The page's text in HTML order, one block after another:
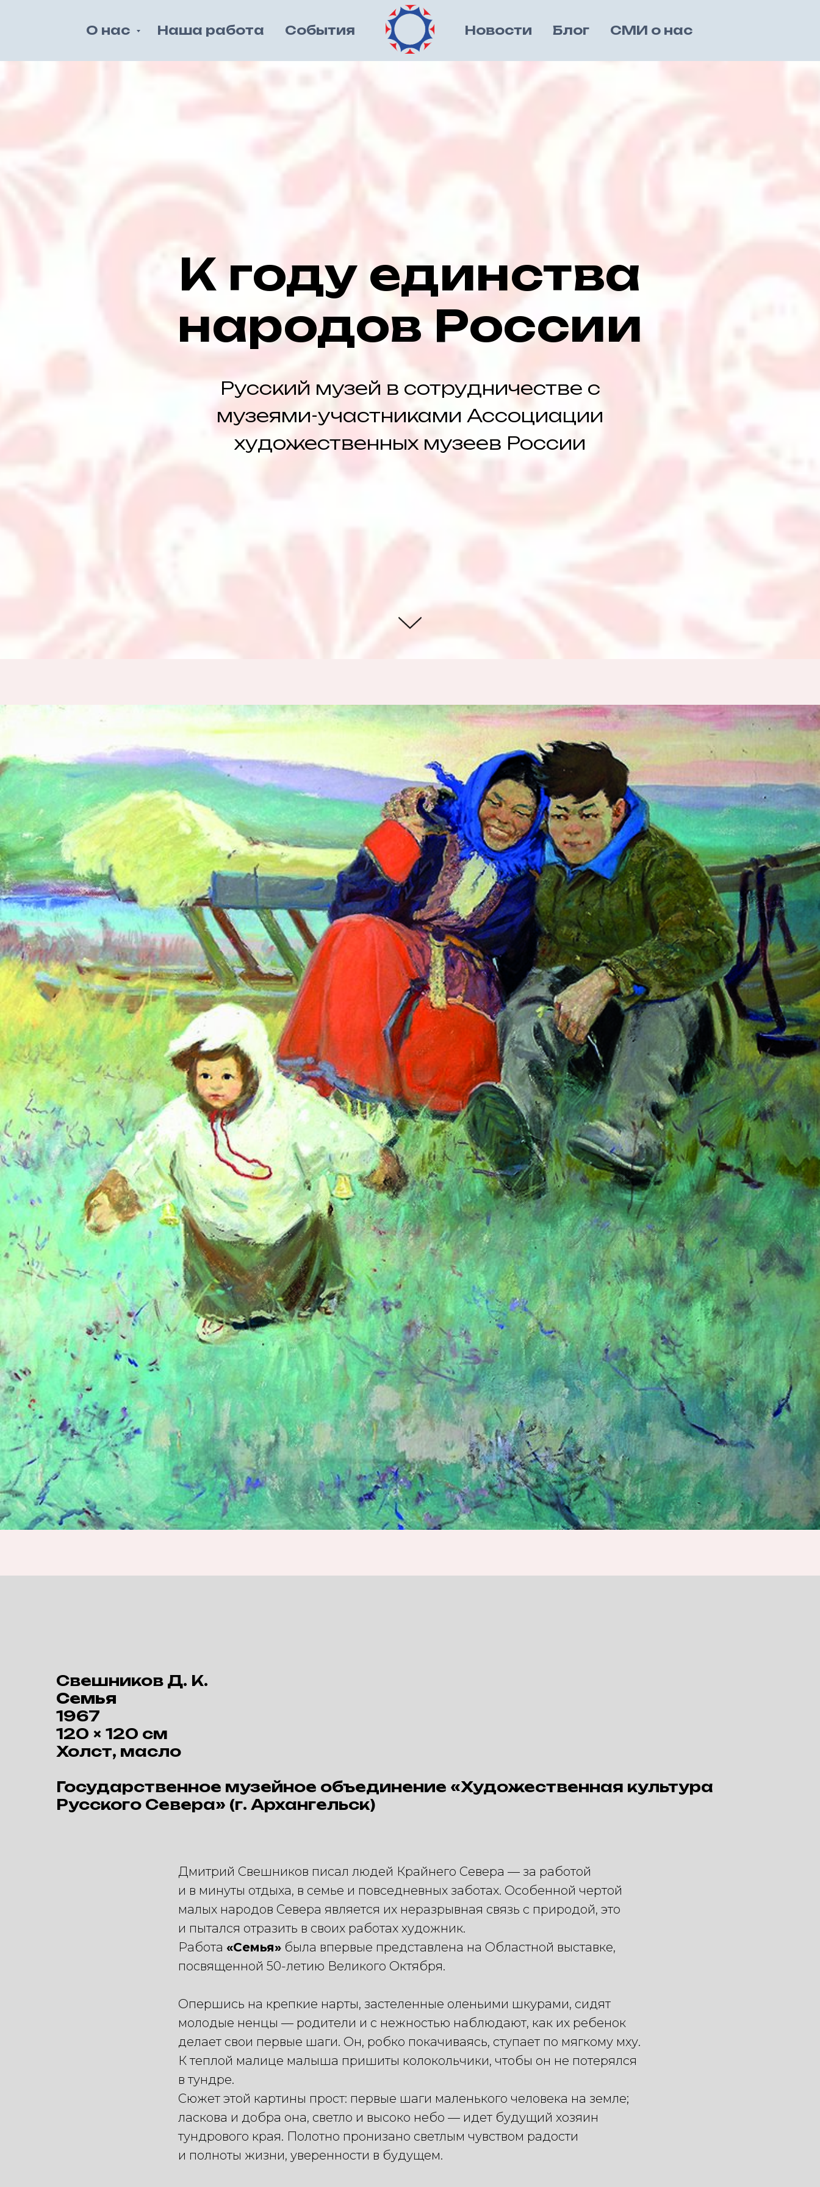
О нас Наша работа События Новости Блог СМИ о нас
К году единства
народов России
Русский музей в сотрудничестве с
музеями-участниками Ассоциации
художественных музеев России
Свешников Д. К.
Семья
1967
120 × 120 см
Холст, масло
Государственное музейное объединение «Художественная культура
Русского Севера» (г. Архангельск)
Дмитрий Свешников писал людей Крайнего Севера — за работой
и в минуты отдыха, в семье и повседневных заботах. Особенной чертой
малых народов Севера является их неразрывная связь с природой, это
и пытался отразить в своих работах художник.
Работа «Семья» была впервые представлена на Областной выставке,
посвященной 50-летию Великого Октября.
​Опершись на крепкие нарты, застеленные оленьими шкурами, сидят
молодые ненцы — родители и с нежностью наблюдают, как их ребенок
делает свои первые шаги. Он, робко покачиваясь, ступает по мягкому мху.
К теплой малице малыша пришиты колокольчики, чтобы он не потерялся
в тундре.
Сюжет этой картины прост: первые шаги маленького человека на земле;
ласкова и добра она, светло и высоко небо — идет будущий хозяин
тундрового края. Полотно пронизано светлым чувством радости
и полноты жизни, уверенности в будущем.